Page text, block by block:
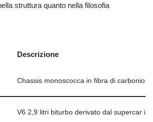
struttura quanto nella filosofia
Descrizione
Chassis monoscocca in fibra di carbonio
V6 2,9 litri biturbo derivato dal supercar